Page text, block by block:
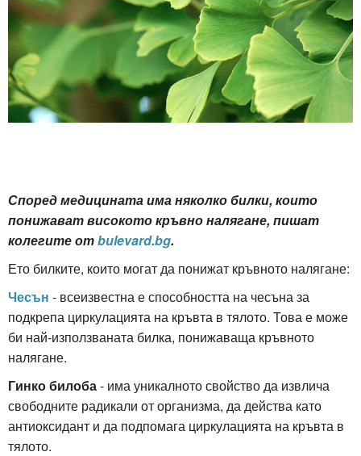
Според медицината има няколко билки, които
понижават високото кръвно налягане, пишат
колегите отbulevard.bg.
Ето билките, които могат да понижат кръвното налягане:
Чесън - всеизвестна е способността на чесъна за
подкрепа циркулацията на кръвта в тялото. Това е може
би най-използваната билка, понижаваща кръвното
налягане.
Гинко билоба- има уникалното свойство да извлича
свободните радикали от организма, да действа като
антиоксидант и да подпомага циркулацията на кръвта в
тялото.